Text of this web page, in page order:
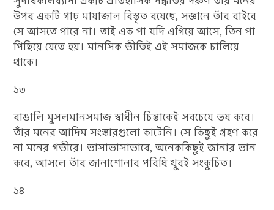
উপর একটি গাঢ় মায়াজাল বিস্তৃত রয়েছে, সজ্ঞানে তাঁর বাইরে
সে আসতে পারে না। তাই এক পা যদি এগিয়ে আসে, তিন পা
পিছিয়ে যেতে হয়। মানসিক ভীতিই এই সমাজকে চালিয়ে
থাকে।
১৩
বাঙালি মুসলমানসমাজ স্বাধীন চিন্তাকেই সবচেয়ে ভয় করে।
তাঁর মনের আদিম সংস্কারগুলো কাটেনি। সে কিছুই গ্রহণ করে
না মনের গভীরে। ভাসাভাসাভাবে, অনেককিছুই জানার ভান
করে, আসলে তাঁর জানাশোনার পরিধি খুবই সংকুচিত।
১৪